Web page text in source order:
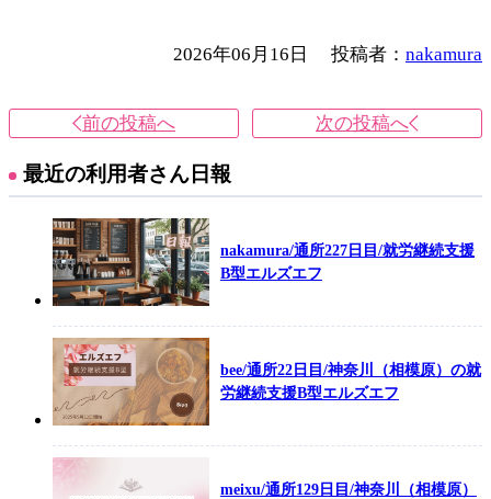
2026年06月16日 投稿者： nakamura
前の投稿へ 次の投稿へ
最近の利用者さん日報
nakamura/通所227日目/就労継続支援
B型エルズエフ
bee/通所22日目/神奈川（相模原）の就
労継続支援B型エルズエフ
meixu/通所129日目/神奈川（相模原）